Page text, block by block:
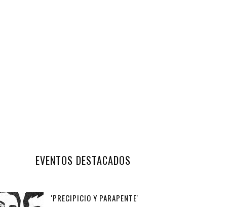
EVENTOS DESTACADOS
'PRECIPICIO Y PARAPENTE'